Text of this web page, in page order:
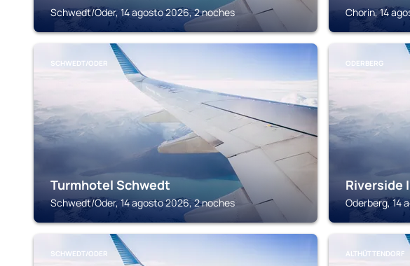
Schwedt/Oder, 14 agosto 2026, 2 noches Chorin, 14
SCHWEDT/ODER
Turmhotel Schwedt
Schwedt/Oder, 14 agosto 2026, 2 noches
ODERBERG
Riverside
Oderberg, 14
SCHWEDT/ODER ALTHÜTTENDORF